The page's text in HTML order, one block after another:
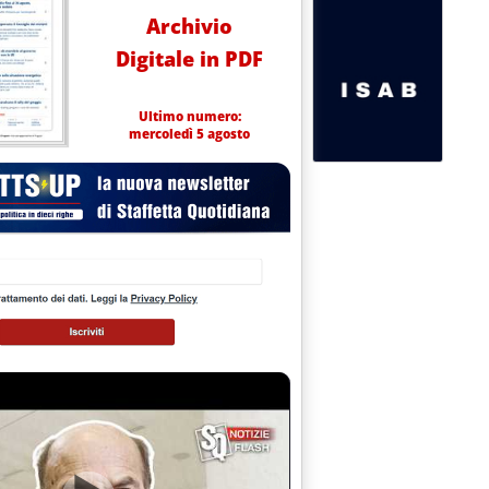
Archivio
Digitale in PDF
Ultimo numero:
mercoledì 5 agosto